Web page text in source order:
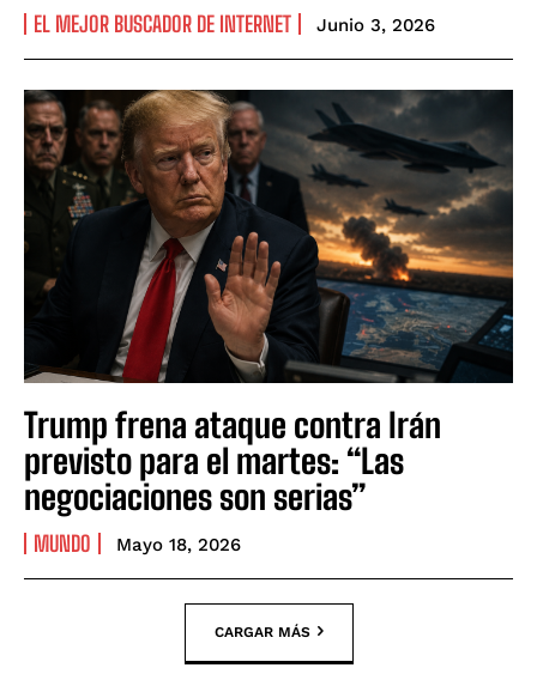
EL MEJOR BUSCADOR DE INTERNET Junio 3, 2026
Trump frena ataque contra Irán
previsto para el martes: “Las
negociaciones son serias”
MUNDO Mayo 18, 2026
CARGAR MÁS